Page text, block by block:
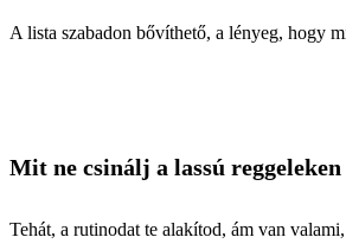
A lista szabadon bővíthető, a lényeg, hogy
Mit ne csinálj a lassú reggeleken
Tehát, a rutinodat te alakítod, ám van